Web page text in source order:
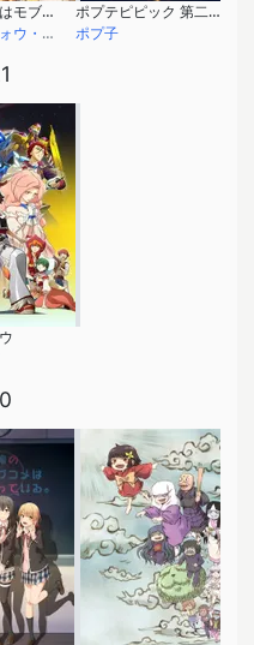
乙女ゲー世界はモブに厳しい世界です
グレッグ・フォウ・セバーグ
ポプテピピック 第二シリーズ
ポプ子